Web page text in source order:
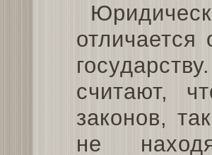
отличается
считают,
законов,
не